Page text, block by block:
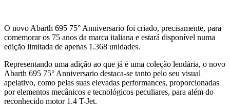
O novo Abarth 695 75° Anniversario foi criado, precisamente, para
comemorar os 75 anos da marca italiana e estará disponível numa
edição limitada de apenas 1.368 unidades.
Representando uma adição ao que já é uma coleção lendária, o novo
Abarth 695 75° Anniversario destaca-se tanto pelo seu visual
apelativo, como pelas suas elevadas performances, proporcionadas
por elementos mecânicos e tecnológicos peculiares, para além do
reconhecido motor 1.4 T-Jet.